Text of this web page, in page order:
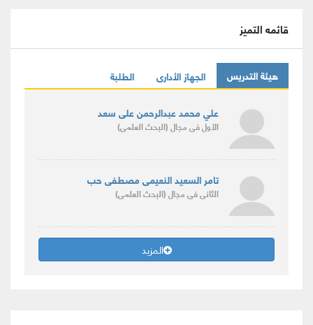
قائمه التميز
هيئة التدريس الجهاز الأدارى الطلبة
علي محمد عبدالرحمن على سعد
الأولفى مجال(البحث العلمى)
تامر السعيد النعيمى مصطفى حب
الثانىفى مجال(البحث العلمى)
المزيد